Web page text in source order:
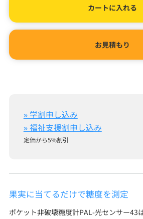
カートに入れる
お見積もり
» 学割申し込み
» 福祉支援割申し込み
定価から5%割引
果実に当てるだけで糖度を測定
ポケット非破壊糖度計PAL-光センサー43